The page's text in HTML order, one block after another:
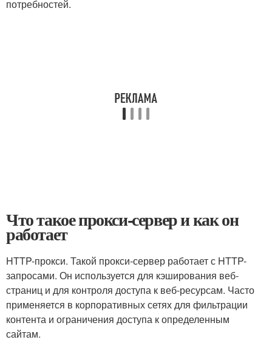
потребностей.
Что такое прокси-сервер и как он
работает
HTTP-прокси. Такой прокси-сервер работает с HTTP-
запросами. Он используется для кэширования веб-
страниц и для контроля доступа к веб-ресурсам. Часто
применяется в корпоративных сетях для фильтрации
контента и ограничения доступа к определенным
сайтам.